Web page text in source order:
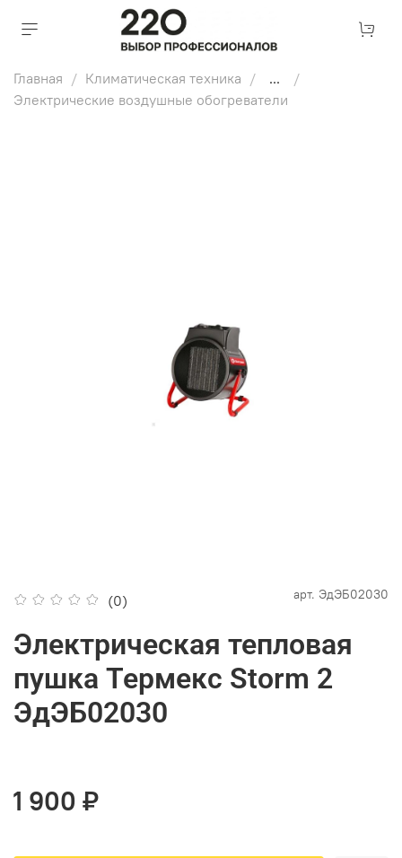
Главная Климатическая техника
...
Электрические воздушные обогреватели
(0) арт. ЭдЭБ02030
Электрическая тепловая
пушка Термекс Storm 2
ЭдЭБ02030
1 900 ₽